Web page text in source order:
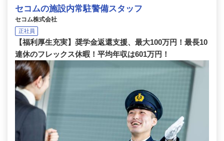
セコムの施設内常駐警備スタッフ
セコム株式会社
正社員
【福利厚生充実】奨学金返還支援、最大100万円！最長10
連休のフレックス休暇！平均年収は601万円！